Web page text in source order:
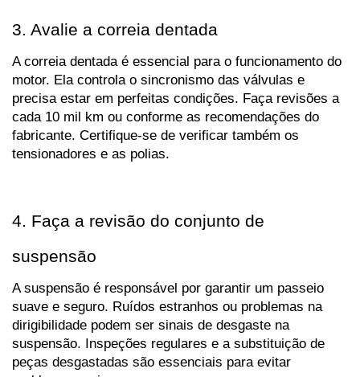
3. Avalie a correia dentada
A correia dentada é essencial para o funcionamento do
motor. Ela controla o sincronismo das válvulas e
precisa estar em perfeitas condições. Faça revisões a
cada 10 mil km ou conforme as recomendações do
fabricante. Certifique-se de verificar também os
tensionadores e as polias.
4. Faça a revisão do conjunto de
suspensão
A suspensão é responsável por garantir um passeio
suave e seguro. Ruídos estranhos ou problemas na
dirigibilidade podem ser sinais de desgaste na
suspensão. Inspeções regulares e a substituição de
peças desgastadas são essenciais para evitar